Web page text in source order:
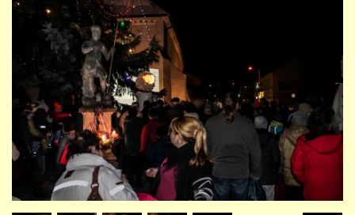
PRO RODIČE
TALENTOVÉ ZKOUŠKY
STUDIJNÍ OBORY
GALERIE